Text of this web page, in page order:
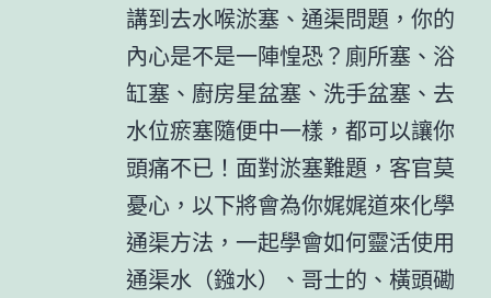
講到去水喉淤塞、通渠問題，你的
內心是不是一陣惶恐？廁所塞、浴
缸塞、廚房星盆塞、洗手盆塞、去
水位瘀塞隨便中一樣，都可以讓你
頭痛不已！面對淤塞難題，客官莫
憂心，以下將會為你娓娓道來化學
通渠方法，一起學會如何靈活使用
通渠水（鏹水）、哥士的、橫頭磡